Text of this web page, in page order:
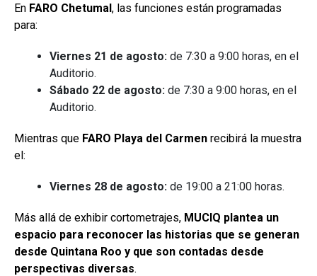
En FARO Chetumal, las funciones están programadas
para:
Viernes 21 de agosto: de 7:30 a 9:00 horas, en el
Auditorio.
Sábado 22 de agosto: de 7:30 a 9:00 horas, en el
Auditorio.
Mientras que FARO Playa del Carmen recibirá la muestra
el:
Viernes 28 de agosto: de 19:00 a 21:00 horas.
Más allá de exhibir cortometrajes, MUCIQ plantea un
espacio para reconocer las historias que se generan
desde Quintana Roo y que son contadas desde
perspectivas diversas.